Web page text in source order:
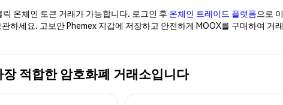
온체인 토큰 거래가 가능합니다. 로그인 후 온체인 트레이드 플랫폼으로
하세요. 고보안 Phemex 지갑에 저장하고 안전하게 MOOX를 구매하여 거
적합한 암호화폐 거래소입니다